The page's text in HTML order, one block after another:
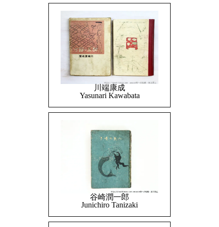
川端康成
Yasunari Kawabata
谷崎潤一郎
Junichiro Tanizaki